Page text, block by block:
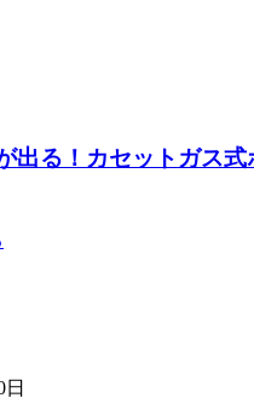
出る！カセットガス式